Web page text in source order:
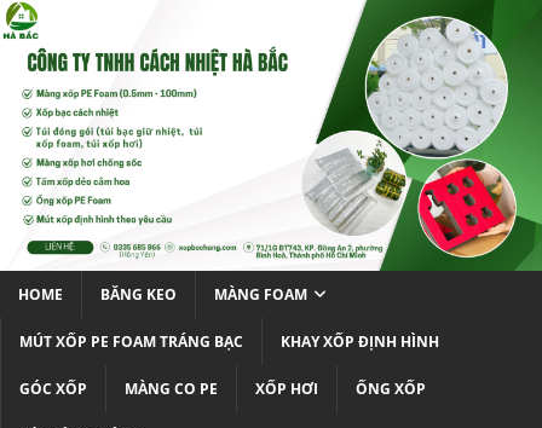
HOME BĂNG KEO MÀNG FOAM
MÚT XỐP PE FOAM TRÁNG BẠC KHAY XỐP ĐỊNH HÌNH
GÓC XỐP MÀNG CO PE XỐP HƠI ỐNG XỐP